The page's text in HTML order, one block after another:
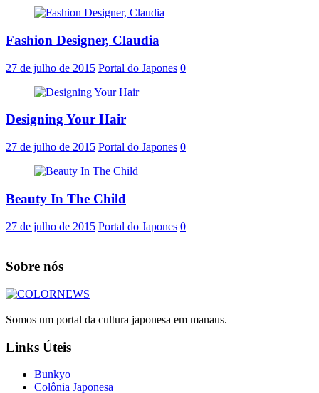
Fashion Designer, Claudia
27 de julho de 2015 Portal do Japones 0
Designing Your Hair
27 de julho de 2015 Portal do Japones 0
Beauty In The Child
27 de julho de 2015 Portal do Japones 0
Sobre nós
Somos um portal da cultura japonesa em manaus.
Links Úteis
Bunkyo
Colônia Japonesa